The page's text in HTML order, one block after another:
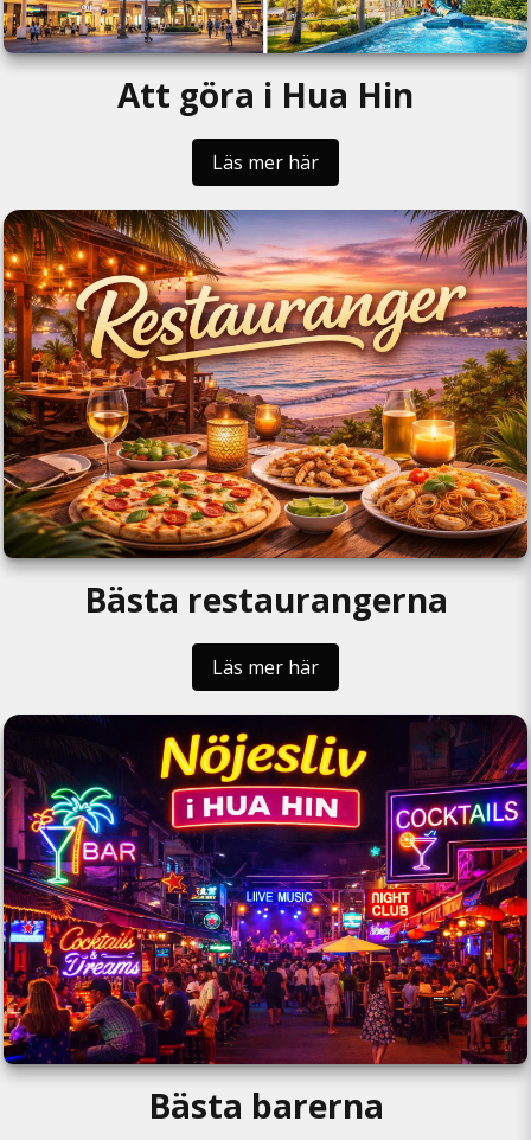
Att göra i Hua Hin
Läs mer här
Bästa restaurangerna
Läs mer här
Bästa barerna